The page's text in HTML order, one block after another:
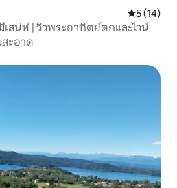
คะแนนเฉลี่
5 (14)
สน่ห์ | วิวพระอาทิตย์ตกและไวน์
ะอาด